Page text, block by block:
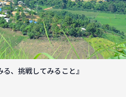
、挑戦してみること』